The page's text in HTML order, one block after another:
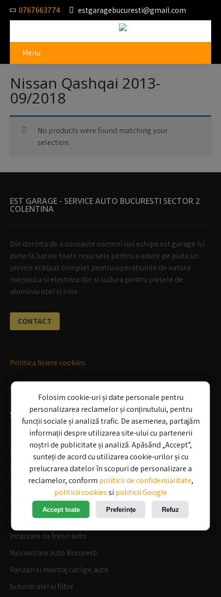
0767663774 estgaragebucuresti@gmail.com
Menu
Nissan Qashqai 2013-
09/2018
No products were found matching your
selection.
EST GARAGE - SERVICE AUTO BUCURESTI SECTOR 2
COLENTINA
Din dorinta de a cunoaste oameni noi echipa est garage isi
pune la bataie toate resursele pentru a aduce pe piata un
service echipat complet pentru operatiunile de natura
mecanica si electrica dar si sudura pentru piesele de
aluminiu otel si inox.
CONTACT
Politica fisiere cookies.
Politica de confidentialitate
SERVICII
Mecanica auto
Electrica auto
Diagnoza auto computerizata
Reparatii tobe esapament
Reparatii sisteme aer conditionat
Incarcare cu freon auto
Vulcanizare auto Bucuresti
Vanzari si montaj carlige auto
Schimb ulei si filtre
Folosim cookie-uri și date personale pentru
personalizarea reclamelor și conținutului, pentru
funcții sociale și analiză trafic. De asemenea, partajăm
informații despre utilizarea site-ului cu partenerii
noștri de publicitate și analiză. Apăsând „Accept”,
sunteți de acord cu utilizarea cookie-urilor și cu
prelucrarea datelor în scopuri de personalizare a
reclamelor, conform politicii de confidențialitate,
politicii cookiessi politicii Google
Accept toate Preferințe Refuz